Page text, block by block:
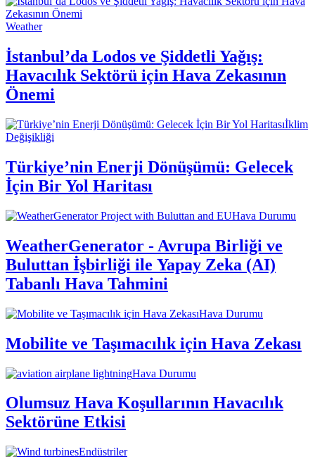
Weather
İstanbul’da Lodos ve Şiddetli Yağış:
Havacılık Sektörü için Hava Zekasının
Önemi
İklim
Değişikliği
Türkiye’nin Enerji Dönüşümü: Gelecek
İçin Bir Yol Haritası
Hava Durumu
WeatherGenerator - Avrupa Birliği ve
Buluttan İşbirliği ile Yapay Zeka (AI)
Tabanlı Hava Tahmini
Hava Durumu
Mobilite ve Taşımacılık için Hava Zekası
Hava Durumu
Olumsuz Hava Koşullarının Havacılık
Sektörüne Etkisi
Endüstriler